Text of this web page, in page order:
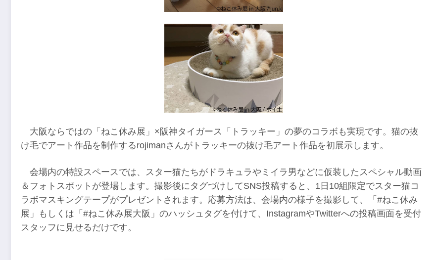
大阪ならではの「ねこ休み展」×阪神タイガース「トラッキー」の夢のコラボも実現です。猫の抜
け毛でアート作品を制作するrojimanさんがトラッキーの抜け毛アート作品を初展示します。
会場内の特設スペースでは、スター猫たちがドラキュラやミイラ男などに仮装したスペシャル動画
＆フォトスポットが登場します。撮影後にタグづけしてSNS投稿すると、1日10組限定でスター猫コ
ラボマスキングテープがプレゼントされます。応募方法は、会場内の様子を撮影して、「#ねこ休み
展」もしくは「#ねこ休み展大阪」のハッシュタグを付けて、InstagramやTwitterへの投稿画面を受付
スタッフに見せるだけです。